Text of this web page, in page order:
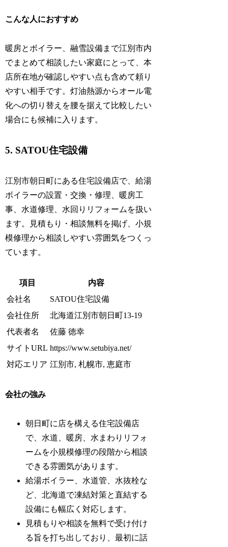
こんな人におすすめ
暖房とボイラー、融雪設備まで江別市内
でまとめて相談したい家庭にとって、本
店所在地が確認しやすい点も含めて頼り
やすい相手です。灯油熱源からオール電
化への切り替えを腰を据えて比較したい
場合にも候補に入ります。
5. SATOU住宅設備
江別市朝日町にある住宅設備店で、給湯
ボイラーの設置・交換・修理、暖房工
事、水道修理、水回りリフォームを扱い
ます。見積もり・相談無料を掲げ、小規
模修理から相談しやすい雰囲気をつくっ
ています。
項目
内容
会社名
SATOU住宅設備
会社住所
北海道江別市朝日町13-19
代表者名
佐藤 徳幸
サイトURL https://www.setubiya.net/
対応エリア 江別市, 札幌市, 恵庭市
会社の強み
朝日町に店を構える住宅設備店
で、水道、暖房、水まわりリフォ
ームを小規模修理の段階から相談
できる雰囲気があります。
給湯ボイラー、水道管、水抜栓な
ど、北海道で凍結対策と直結する
設備にも幅広く対応します。
見積もりや相談を無料で受け付け
る旨を打ち出しており、最初に話